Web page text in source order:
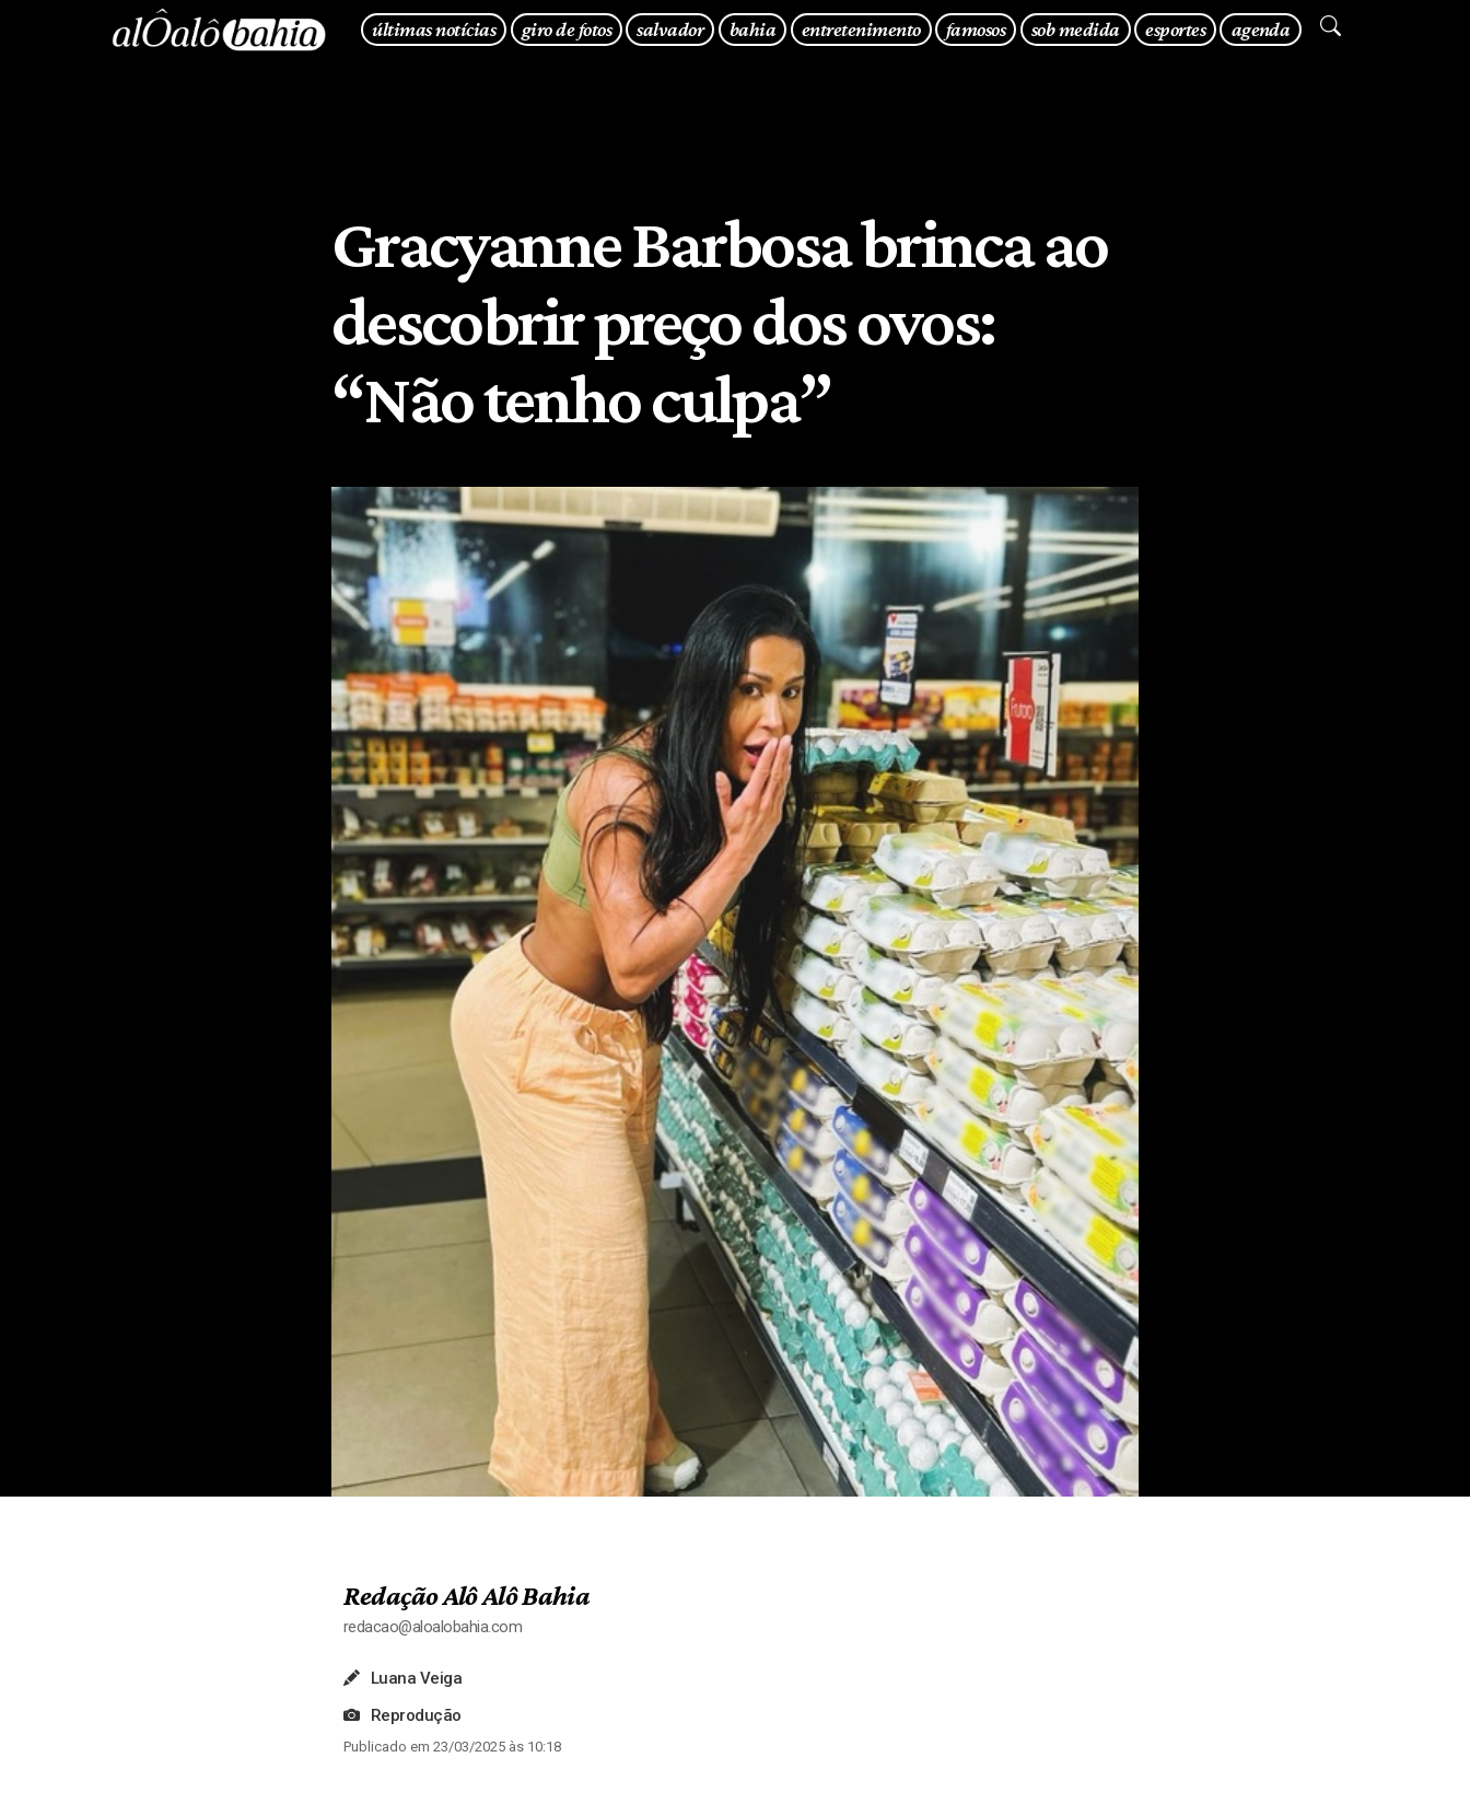
últimas notícias giro de fotos salvador bahia entretenimento famosos sob medida esportes agenda
Gracyanne Barbosa brinca ao
descobrir preço dos ovos:
“Não tenho culpa”
Redação Alô Alô Bahia
redacao@aloalobahia.com
Luana Veiga
Reprodução
Publicado em 23/03/2025 às 10:18